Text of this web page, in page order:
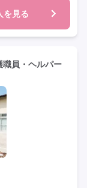
歳以上
を見る
員・ヘルパー